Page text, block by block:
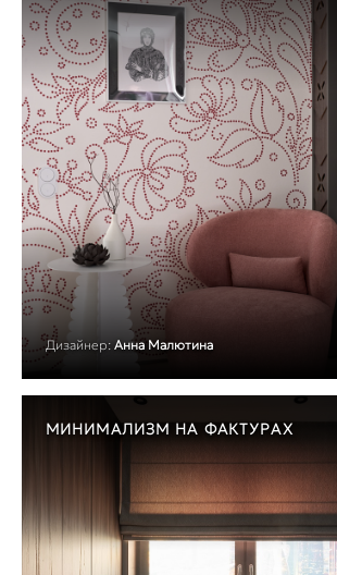
Дизайнер: Анна Малютина
МИНИМАЛИЗМ НА ФАКТУРАХ